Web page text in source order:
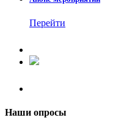
Перейти
Наши опросы